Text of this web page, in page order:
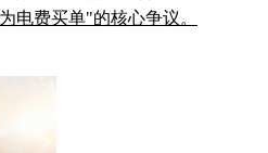
电费买单"的核心争议。